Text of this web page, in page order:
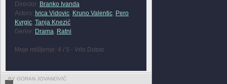
Director: Branko Ivanda
Actors: Ivica Vidovic, Kruno Valentic, Pero
Kvrgic, Tanja Knezić
Genre: Drama, Ratni
Moje mišljenje: 4 / 5 - Vrlo Dobar
BY GORAN JOVANOVIĆ